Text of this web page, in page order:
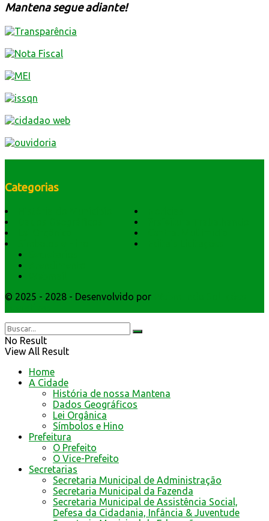
Mantena segue adiante!
Categorias
© 2025 - 2028 - Desenvolvido por
No Result
View All Result
Home
A Cidade
História de nossa Mantena
Dados Geográficos
Lei Orgânica
Símbolos e Hino
Prefeitura
O Prefeito
O Vice-Prefeito
Secretarias
Secretaria Municipal de Administração
Secretaria Municipal da Fazenda
Secretaria Municipal de Assistência Social,
Defesa da Cidadania, Infância & Juventude